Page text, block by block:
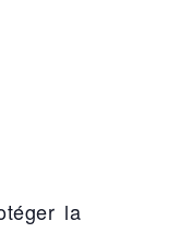
la